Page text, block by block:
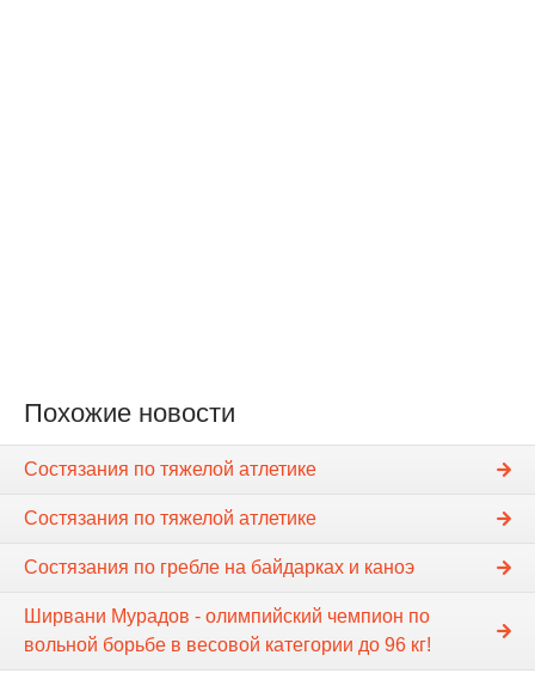
Похожие новости
Состязания по тяжелой атлетике
Состязания по тяжелой атлетике
Состязания по гребле на байдарках и каноэ
Ширвани Мурадов - олимпийский чемпион по
вольной борьбе в весовой категории до 96 кг!